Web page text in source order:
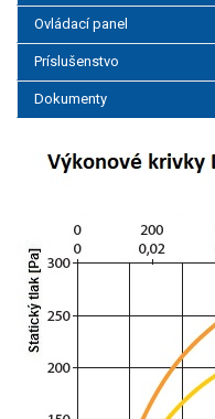
Ovládací panel
Príslušenstvo
Dokumenty